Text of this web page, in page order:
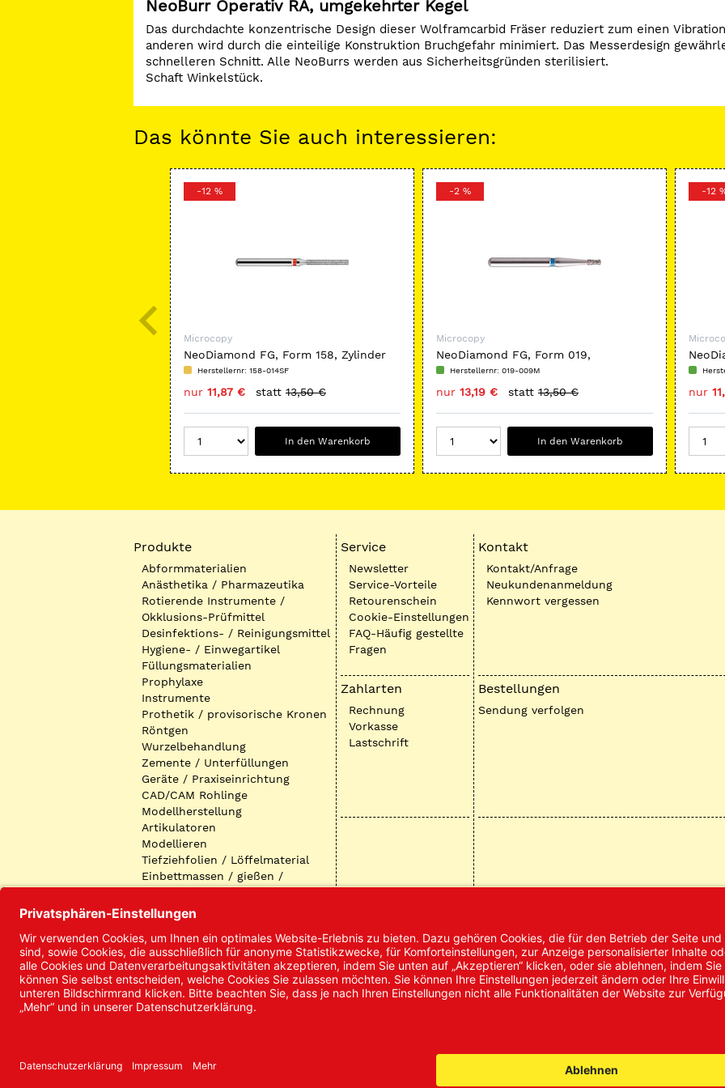
NeoBurr Operativ RA, umgekehrter Kegel
Das durchdachte konzentrische Design dieser Wolframcarbid Fräser reduziert zum einen
anderen wird durch die einteilige Konstruktion Bruchgefahr minimiert. Das Messerdesign
schnelleren Schnitt. Alle NeoBurrs werden aus Sicherheitsgründen sterilisiert.
Schaft Winkelstück.
Das könnte Sie auch interessieren:
-12 %
Microcopy
NeoDiamond FG, Form 158, Zylinder
mit abgerundeter Kante
Herstellernr: 158-014SF
nur 11,87 € statt 13,50 €
In den Warenkorb
-2 %
Microcopy
NeoDiamond FG, Form 019,
umgekehrter Kegel mit Kragen
Herstellernr: 019-009M
nur 13,19 € statt 13,50 €
In den Warenkorb
-12
nur
Produkte
Abformmaterialien
Anästhetika / Pharmazeutika
Rotierende Instrumente /
Okklusions-Prüfmittel
Desinfektions- / Reinigungsmittel
Hygiene- / Einwegartikel
Füllungsmaterialien
Prophylaxe
Instrumente
Prothetik / provisorische Kronen
Röntgen
Wurzelbehandlung
Zemente / Unterfüllungen
Geräte / Praxiseinrichtung
CAD/CAM Rohlinge
Modellherstellung
Artikulatoren
Modellieren
Tiefziehfolien / Löffelmaterial
Einbettmassen / gießen /
Oberflächenbearbeitung
Keramik
Verblendmaterialien
Instrumente
Kieferorthopädie /
Klammerdrähte
Verschiedenes (Labor)
Service
Newsletter
Service-Vorteile
Retourenschein
Cookie-Einstellungen
FAQ-Häufig gestellte
Fragen
Zahlarten
Rechnung
Vorkasse
Lastschrift
Kontakt
Kontakt/Anfrage
Neukundenanmeldung
Kennwort vergessen
Bestellungen
Sendung verfolgen